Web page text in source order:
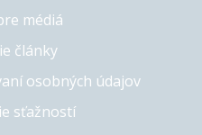
médiá
články
osobných údajov
sťažností